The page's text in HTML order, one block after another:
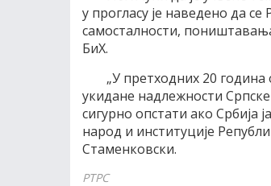
у прогласу је наведено да
самосталности,
БиХ.
„У претходних 20
укидане надлежности
сигурно опстати ако
народ и институције
Стаменковски.
РТРС